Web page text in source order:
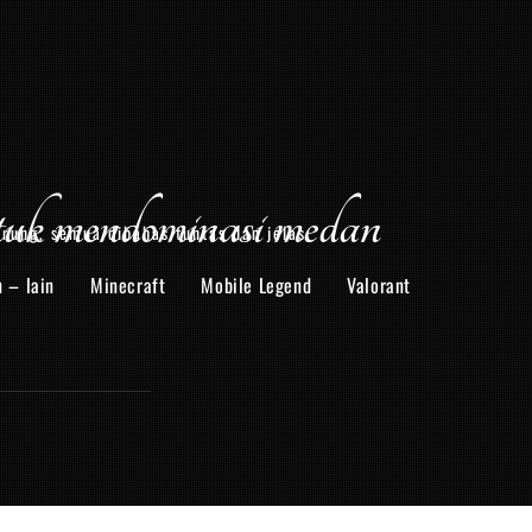
semua dibahas tuntas dan jelas.
– lain Minecraft Mobile Legend Valorant
medan